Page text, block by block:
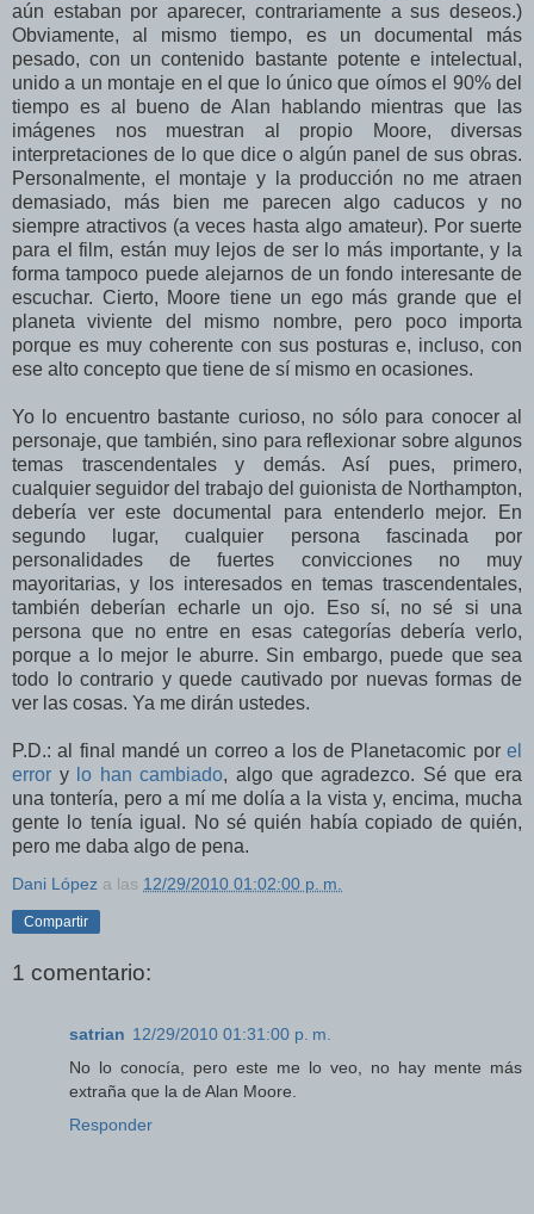
aún estaban por aparecer, contrariamente a sus deseos.)
Obviamente, al mismo tiempo, es un documental más
pesado, con un contenido bastante potente e intelectual,
unido a un montaje en el que lo único que oímos el 90% del
tiempo es al bueno de Alan hablando mientras que las
imágenes nos muestran al propio Moore, diversas
interpretaciones de lo que dice o algún panel de sus obras.
Personalmente, el montaje y la producción no me atraen
demasiado, más bien me parecen algo caducos y no
siempre atractivos (a veces hasta algo amateur). Por suerte
para el film, están muy lejos de ser lo más importante, y la
forma tampoco puede alejarnos de un fondo interesante de
escuchar. Cierto, Moore tiene un ego más grande que el
planeta viviente del mismo nombre, pero poco importa
porque es muy coherente con sus posturas e, incluso, con
ese alto concepto que tiene de sí mismo en ocasiones.
Yo lo encuentro bastante curioso, no sólo para conocer al
personaje, que también, sino para reflexionar sobre algunos
temas trascendentales y demás. Así pues, primero,
cualquier seguidor del trabajo del guionista de Northampton,
debería ver este documental para entenderlo mejor. En
segundo lugar, cualquier persona fascinada por
personalidades de fuertes convicciones no muy
mayoritarias, y los interesados en temas trascendentales,
también deberían echarle un ojo. Eso sí, no sé si una
persona que no entre en esas categorías debería verlo,
porque a lo mejor le aburre. Sin embargo, puede que sea
todo lo contrario y quede cautivado por nuevas formas de
ver las cosas. Ya me dirán ustedes.
P.D.: al final mandé un correo a los de Planetacomic por el
error y lo han cambiado, algo que agradezco. Sé que era
una tontería, pero a mí me dolía a la vista y, encima, mucha
gente lo tenía igual. No sé quién había copiado de quién,
pero me daba algo de pena.
Dani López a las 12/29/2010 01:02:00 p. m.
Compartir
1 comentario:
satrian 12/29/2010 01:31:00 p. m.
No lo conocía, pero este me lo veo, no hay mente más
extraña que la de Alan Moore.
Responder